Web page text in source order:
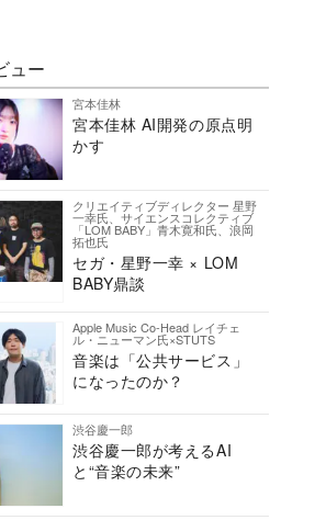
ュー
宮本佳林
宮本佳林 AI開発の原点明
かす
クリエイティブディレクター 星野
一幸氏、サイエンスコレクティブ
「LOM BABY」青木寛和氏、浪岡
拓也氏
セガ・星野一幸 × LOM
BABY鼎談
Apple Music Co-Head レイチェ
ル・ニューマン氏×STUTS
音楽は「公共サービス」
になったのか？
渋谷慶一郎
渋谷慶一郎が考えるAI
と“音楽の未来”